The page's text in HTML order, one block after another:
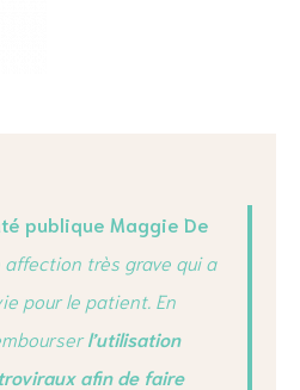
publique Maggie De
affection très grave qui a
pour le patient. En
l’utilisation
afin de faire